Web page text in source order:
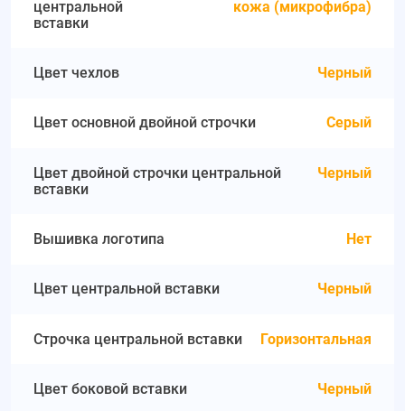
центральной
вставки
кожа (микрофибра)
Цвет чехлов Черный
Цвет основной двойной строчки Серый
Цвет двойной строчки центральной
вставки
Черный
Вышивка логотипа Нет
Цвет центральной вставки Черный
Строчка центральной вставки Горизонтальная
Цвет боковой вставки Черный